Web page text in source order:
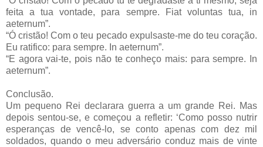
feita a tua vontade, para sempre. Fiat voluntas tua, in
aeternum”.
“Ó cristão! Com o teu pecado expulsaste-me do teu coração.
Eu ratifico: para sempre. In aeternum”.
“E agora vai-te, pois não te conheço mais: para sempre. In
aeternum”.
Conclusão.
Um pequeno Rei declarara guerra a um grande Rei. Mas
depois sentou-se, e começou a refletir: ‘Como posso nutrir
esperanças de vencê-lo, se conto apenas com dez mil
soldados, quando o meu adversário conduz mais de vinte